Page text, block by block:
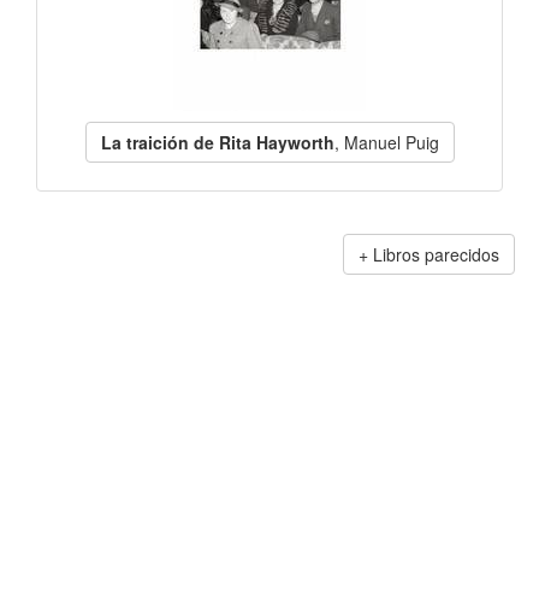
La traición de Rita Hayworth, Manuel Puig
Libros parecidos